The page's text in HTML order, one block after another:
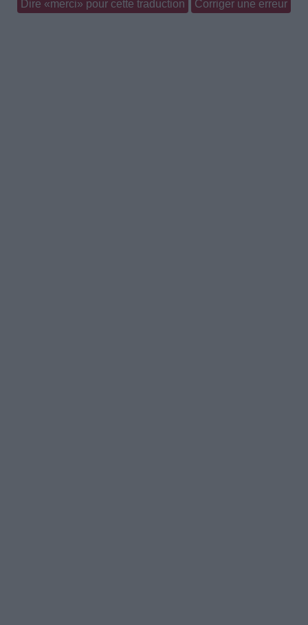
Dire «merci» pour cette traduction Corriger une erreur